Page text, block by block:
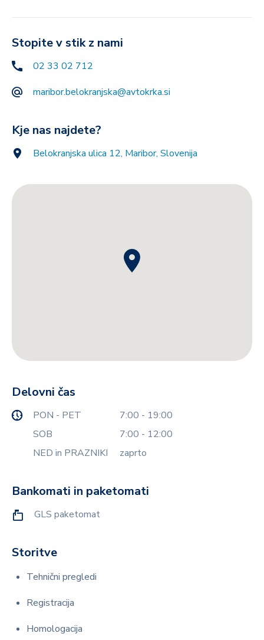
Stopite v stik z nami
02 33 02 712
maribor.belokranjska@avtokrka.si
Kje nas najdete?
Belokranjska ulica 12, Maribor, Slovenija
Delovni čas
PON - PET
7:00 - 19:00
SOB
7:00 - 12:00
NED in PRAZNIKI
zaprto
Bankomati in paketomati
GLS paketomat
Storitve
Tehnični pregledi
Registracija
Homologacija